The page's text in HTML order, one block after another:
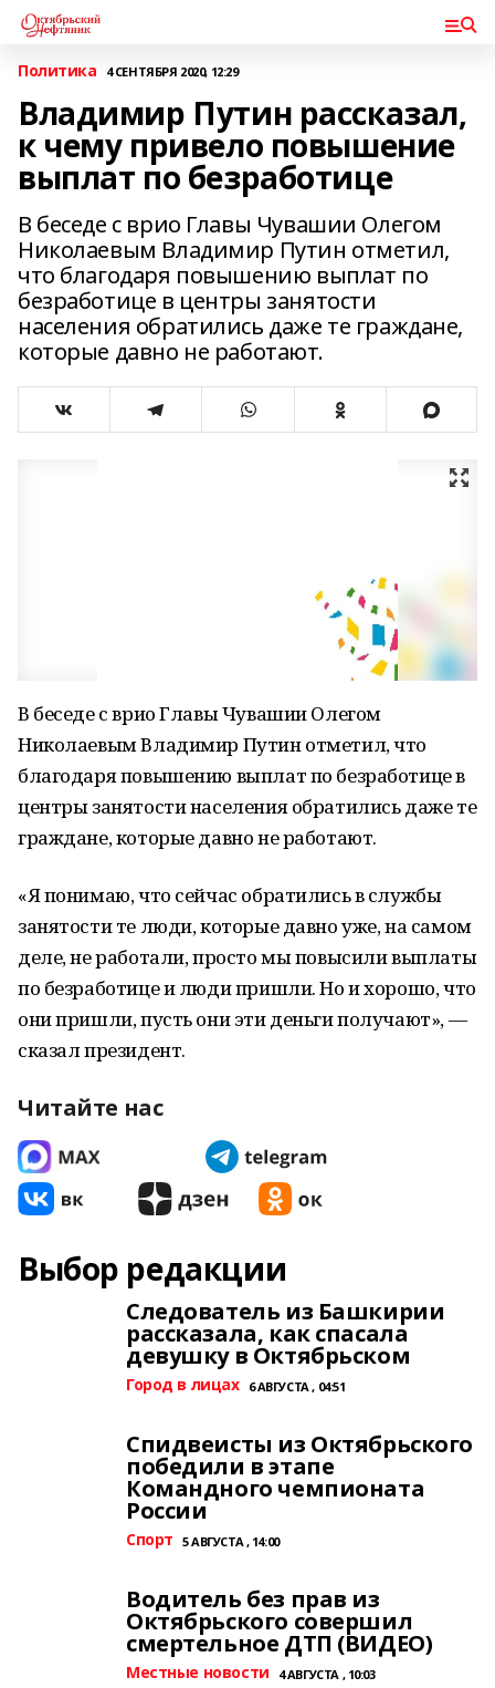
Политика 4 СЕНТЯБРЯ 2020, 12:29
Владимир Путин рассказал,
к чему привело повышение
выплат по безработице
В беседе с врио Главы Чувашии Олегом
Николаевым Владимир Путин отметил,
что благодаря повышению выплат по
безработице в центры занятости
населения обратились даже те граждане,
которые давно не работают.
В беседе с врио Главы Чувашии Олегом
Николаевым Владимир Путин отметил, что
благодаря повышению выплат по безработице в
центры занятости населения обратились даже те
граждане, которые давно не работают.
«Я понимаю, что сейчас обратились в службы
занятости те люди, которые давно уже, на самом
деле, не работали, просто мы повысили выплаты
по безработице и люди пришли. Но и хорошо, что
они пришли, пусть они эти деньги получают», —
сказал президент.
Читайте нас
Выбор редакции
Следователь из Башкирии
рассказала, как спасала
девушку в Октябрьском
Город в лицах 6 АВГУСТА , 04:51
Спидвеисты из Октябрьского
победили в этапе
Командного чемпионата
России
Спорт 5 АВГУСТА , 14:00
Водитель без прав из
Октябрьского совершил
смертельное ДТП (ВИДЕО)
Местные новости 4 АВГУСТА , 10:03